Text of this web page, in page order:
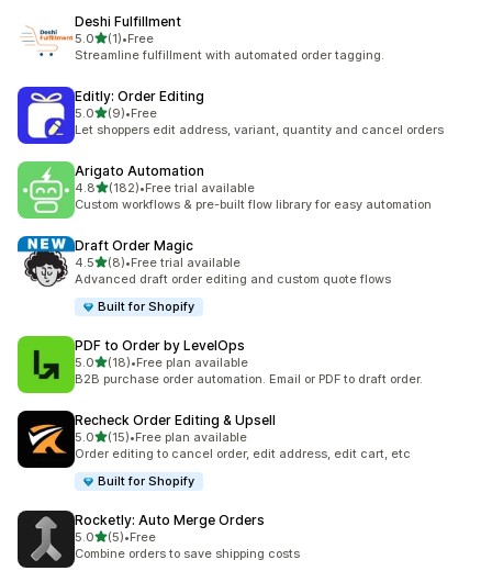
Deshi Fulfillment
5.0별 5개 중
(1)
총 리뷰 1개
•Free
Streamline fulfillment with automated order tagging.
Editly: Order Editing
5.0별 5개 중
(9)
총 리뷰 9개
•Free
Let shoppers edit address, variant, quantity and cancel orders
Arigato Automation
4.8별 5개 중
(182)
총 리뷰 182개
•Free trial available
Custom workflows & pre-built flow library for easy automation
Draft Order Magic
4.5별 5개 중
(8)
총 리뷰 8개
•Free trial available
Advanced draft order editing and custom quote flows
Built for Shopify
PDF to Order by LevelOps
5.0별 5개 중
(18)
총 리뷰 18개
•Free plan available
B2B purchase order automation. Email or PDF to draft order.
Recheck Order Editing & Upsell
5.0별 5개 중
(15)
총 리뷰 15개
•Free plan available
Order editing to cancel order, edit address, edit cart, etc
Built for Shopify
Rocketly: Auto Merge Orders
5.0별 5개 중
(5)
총 리뷰 5개
•Free
Combine orders to save shipping costs